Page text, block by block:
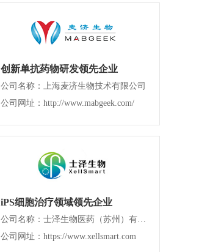
创新单抗药物研发领先企业
公司名称：上海麦济生物技术有限公司
公司网址：http://www.mabgeek.com/
iPS细胞治疗领域领先企业
公司名称：士泽生物医药（苏州）有限公司
公司网址：https://www.xellsmart.com